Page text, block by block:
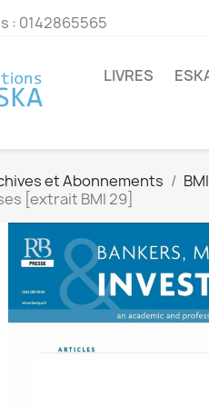
: 0142865565
LIVRES
et Abonnements
[extrait BMI 29]